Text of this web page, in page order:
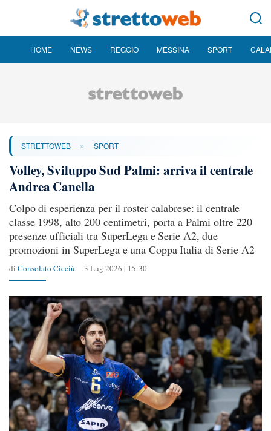
HOME NEWS REGGIO MESSINA SPORT
STRETTOWEB » SPORT
Volley, Sviluppo Sud Palmi: arriva il centrale
Andrea Canella
Colpo di esperienza per il roster calabrese: il centrale
classe 1998, alto 200 centimetri, porta a Palmi oltre 220
presenze ufficiali tra SuperLega e Serie A2, due
promozioni in SuperLega e una Coppa Italia di Serie A2
di Consolato Cicciù 3 Lug 2026 | 15:30